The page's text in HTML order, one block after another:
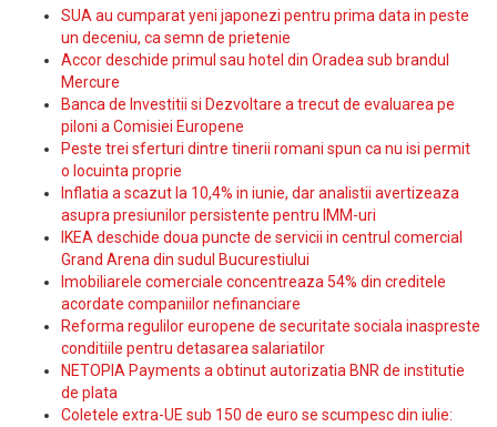
SUA au cumparat yeni japonezi pentru prima data in peste
un deceniu, ca semn de prietenie
Accor deschide primul sau hotel din Oradea sub brandul
Mercure
Banca de Investitii si Dezvoltare a trecut de evaluarea pe
piloni a Comisiei Europene
Peste trei sferturi dintre tinerii romani spun ca nu isi permit
o locuinta proprie
Inflatia a scazut la 10,4% in iunie, dar analistii avertizeaza
asupra presiunilor persistente pentru IMM-uri
IKEA deschide doua puncte de servicii in centrul comercial
Grand Arena din sudul Bucurestiului
Imobiliarele comerciale concentreaza 54% din creditele
acordate companiilor nefinanciare
Reforma regulilor europene de securitate sociala inaspreste
conditiile pentru detasarea salariatilor
NETOPIA Payments a obtinut autorizatia BNR de institutie
de plata
Coletele extra-UE sub 150 de euro se scumpesc din iulie: